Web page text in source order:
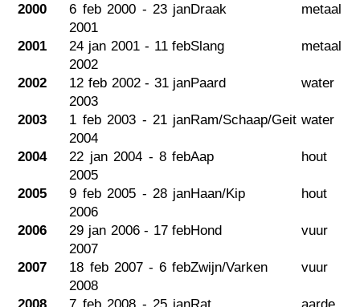
2000
6 feb 2000 - 23 jan
2001
Draak metaal
2001
24 jan 2001 - 11 feb
2002
Slang metaal
2002
12 feb 2002 - 31 jan
2003
Paard water
2003
1 feb 2003 - 21 jan
2004
Ram/Schaap/Geit water
2004
22 jan 2004 - 8 feb
2005
Aap hout
2005
9 feb 2005 - 28 jan
2006
Haan/Kip hout
2006
29 jan 2006 - 17 feb
2007
Hond vuur
2007
18 feb 2007 - 6 feb
2008
Zwijn/Varken vuur